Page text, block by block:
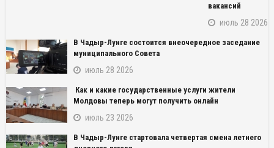
вакансий
июль 28 2026
В Чадыр-Лунге состоится внеочередное заседание
муниципального Совета
июль 28 2026
Как и какие государственные услуги жители
Молдовы теперь могут получить онлайн
июль 23 2026
В Чадыр-Лунге стартовала четвертая смена летнего